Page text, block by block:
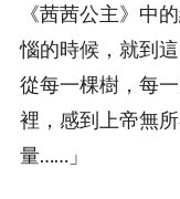
《茜茜公主》中
惱的時候，就到
從每一棵樹，每
裡，感到上帝無
量……」